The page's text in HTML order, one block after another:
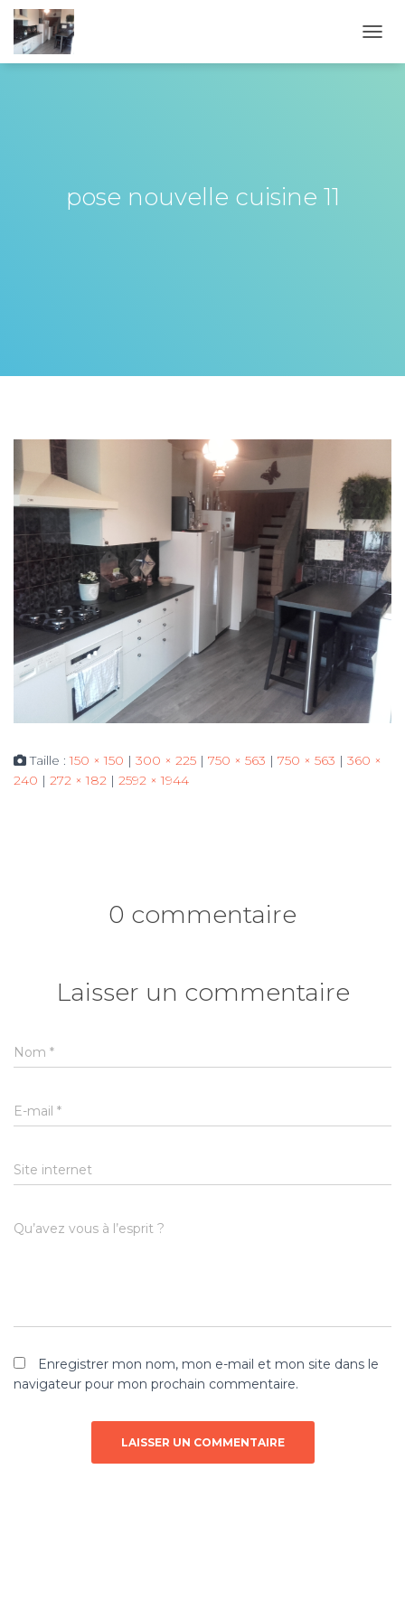
pose nouvelle cuisine 11
Taille :150 × 150 | 300 × 225 | 750 × 563 | 750 × 563 | 360 ×
240 | 272 × 182 | 2592 × 1944
0 commentaire
Laisser un commentaire
Nom *
E-mail *
Site internet
Qu’avez vous à l’esprit ?
Enregistrer mon nom, mon e-mail et mon site dans le
navigateur pour mon prochain commentaire.